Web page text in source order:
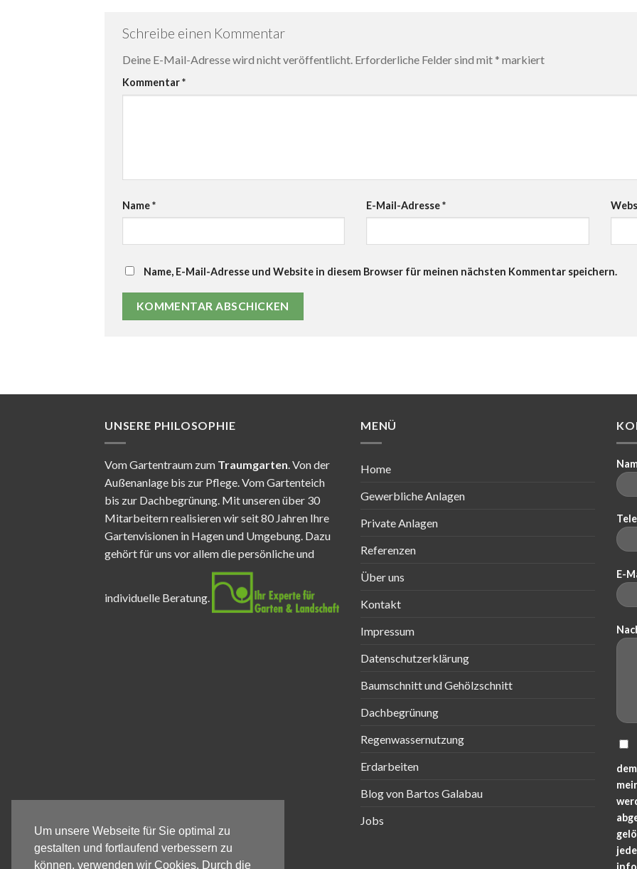
Um unsere Webseite für Sie optimal zu
gestalten und fortlaufend verbessern zu
können, verwenden wir Cookies. Durch die
Schreibe einen Kommentar
Deine E-Mail-Adresse wird nicht veröffentlicht. Erforderliche Felder sind mit * markiert
Kommentar*
Name* E-Mail-Adresse*
Name, E-Mail-Adresse und Website in diesem Browser für meinen nächsten Kommentar speichern.
UNSERE PHILOSOPHIE
Vom Gartentraum zum Traumgarten . Von der
Außenanlage bis zur Pflege. Vom Gartenteich
bis zur Dachbegrünung. Mit unseren über 30
Mitarbeitern realisieren wir seit 80 Jahren Ihre
Gartenvisionen in Hagen und Umgebung. Dazu
gehört für uns vor allem die persönliche und
individuelle Beratung.
MENÜ
Home
Gewerbliche Anlagen
Private Anlagen
Referenzen
Über uns
Kontakt
Impressum
Datenschutzerklärung
Baumschnitt und Gehölzschnitt
Dachbegrünung
Regenwassernutzung
Erdarbeiten
Blog von Bartos Galabau
Jobs
E-